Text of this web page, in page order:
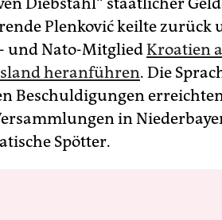
Plenković keilte zurück
und Nato-MitgliedKroatien
heranführen. Die
Beschuldigungen
in
Spötter.